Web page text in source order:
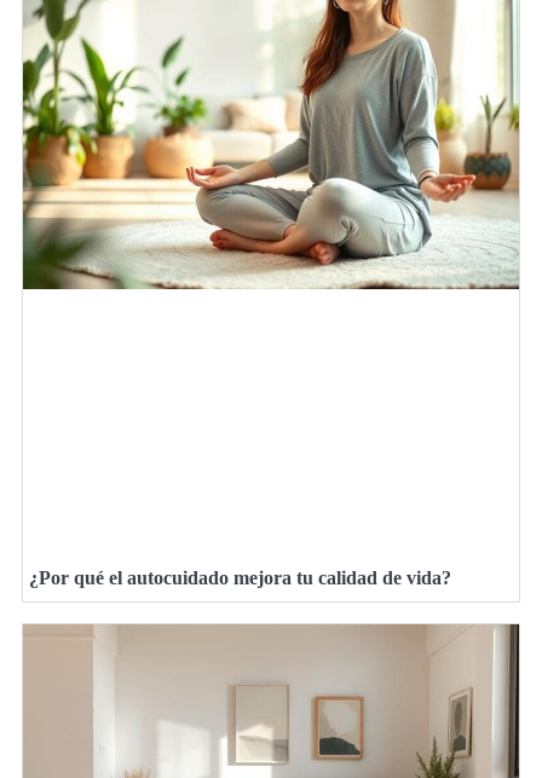
¿Por qué el autocuidado mejora tu calidad de vida?